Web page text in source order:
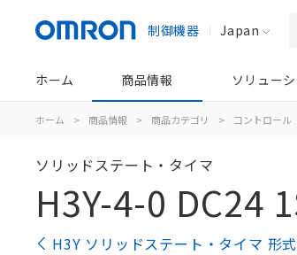
制御機器 Japan
ホーム 商品情報 ソリュー
ホーム > 商品情報 > 商品カテゴリ > コントロール
ソリッドステート・タイマ
H3Y-4-0 DC24
H3Y ソリッドステート・タイマ 形